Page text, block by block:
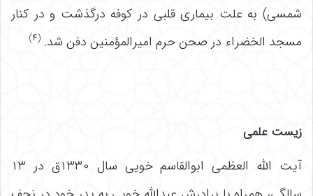
شمسی) به علت بیماری قلبی در کوفه درگذشت و در کنار
مسجد الخضراء در صحن حرم امیرالمؤمنین دفن شد. (۴)
زیست علمی
آیت الله العظمی ابوالقاسم خویی سال ۱۳۳۰ق در ۱۳